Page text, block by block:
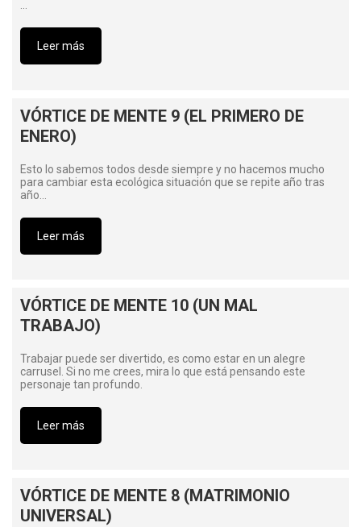
Leer más
VÓRTICE DE MENTE 9 (EL PRIMERO DE
ENERO)
Esto lo sabemos todos desde siempre y no hacemos mucho
para cambiar esta ecológica situación que se repite año tras
año…
Leer más
VÓRTICE DE MENTE 10 (UN MAL
TRABAJO)
Trabajar puede ser divertido, es como estar en un alegre
carrusel. Si no me crees, mira lo que está pensando este
personaje tan profundo.
Leer más
VÓRTICE DE MENTE 8 (MATRIMONIO
UNIVERSAL)